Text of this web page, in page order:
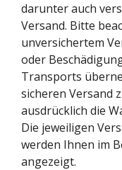
darunter auch
Versand. Bitte
unversichertem
oder
Transports
sicheren Versand
ausdrücklich die
Die jeweiligen
werden Ihnen im
angezeigt.